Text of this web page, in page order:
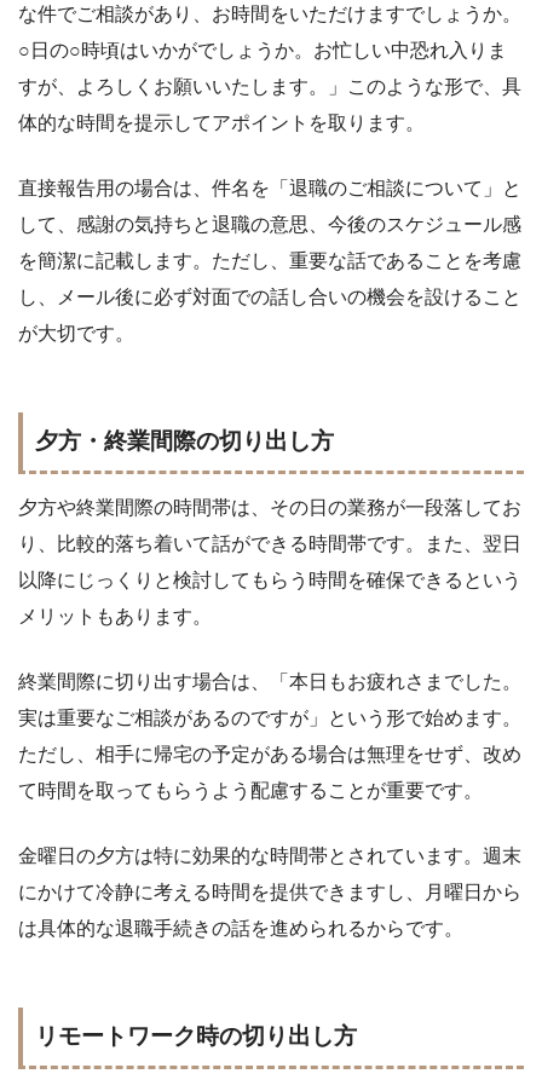
な件でご相談があり、お時間をいただけますでしょうか。
○日の○時頃はいかがでしょうか。お忙しい中恐れ入りま
すが、よろしくお願いいたします。」このような形で、具
体的な時間を提示してアポイントを取ります。
直接報告用の場合は、件名を「退職のご相談について」と
して、感謝の気持ちと退職の意思、今後のスケジュール感
を簡潔に記載します。ただし、重要な話であることを考慮
し、メール後に必ず対面での話し合いの機会を設けること
が大切です。
夕方・終業間際の切り出し方
夕方や終業間際の時間帯は、その日の業務が一段落してお
り、比較的落ち着いて話ができる時間帯です。また、翌日
以降にじっくりと検討してもらう時間を確保できるという
メリットもあります。
終業間際に切り出す場合は、「本日もお疲れさまでした。
実は重要なご相談があるのですが」という形で始めます。
ただし、相手に帰宅の予定がある場合は無理をせず、改め
て時間を取ってもらうよう配慮することが重要です。
金曜日の夕方は特に効果的な時間帯とされています。週末
にかけて冷静に考える時間を提供できますし、月曜日から
は具体的な退職手続きの話を進められるからです。
リモートワーク時の切り出し方